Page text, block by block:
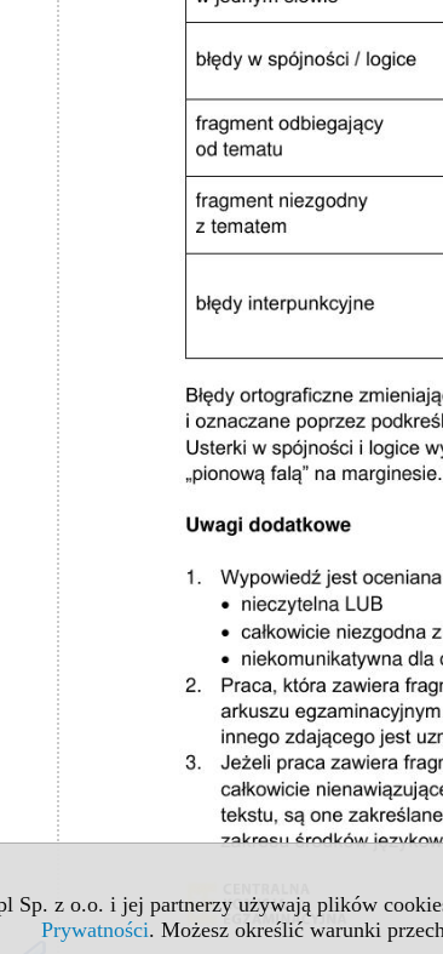
Sp. z o.o. i jej partnerzy używają plików
Prywatności. Możesz określić warunki